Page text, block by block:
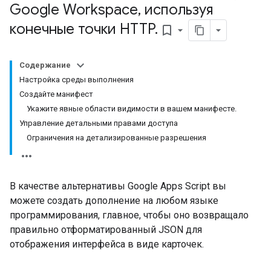
Google Workspace, используя
конечные точки HTTP. bookmark_border
Содержание
Настройка среды выполнения
Создайте манифест
Укажите явные области видимости в вашем манифесте.
Управление детальными правами доступа
Ограничения на детализированные разрешения
В качестве альтернативы Google Apps Script вы
можете создать дополнение на любом языке
программирования, главное, чтобы оно возвращало
правильно отформатированный JSON для
отображения интерфейса в виде карточек.